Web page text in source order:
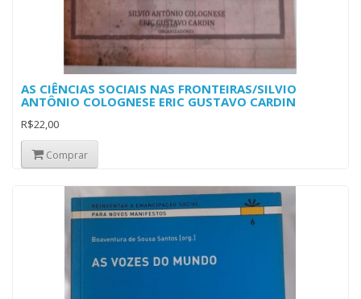
AS CIÊNCIAS SOCIAIS NAS FRONTEIRAS/SILVIO
ANTÔNIO COLOGNESE ERIC GUSTAVO CARDIN
R$22,00
Comprar